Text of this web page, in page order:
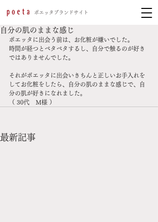
​ポエッタブランドサイト
自分の肌のままな感じ
ポエッタに出会う前は、お化粧が嫌いでした。
時間が経つとベタベタするし、自分で触るのが好き
ではありませんでした。
それがポエッタに出会いきちんと正しいお手入れを
してお化粧をしたら、自分の肌のままな感じで、自
分の肌が好きになれました。
（ 30代　Ｍ様 ）
最新記事